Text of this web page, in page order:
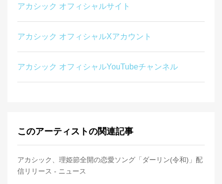
アカシック オフィシャルサイト
アカシック オフィシャルXアカウント
アカシック オフィシャルYouTubeチャンネル
このアーティストの関連記事
アカシック、理姫節全開の恋愛ソング「ダーリン(令和)」配
信リリース - ニュース